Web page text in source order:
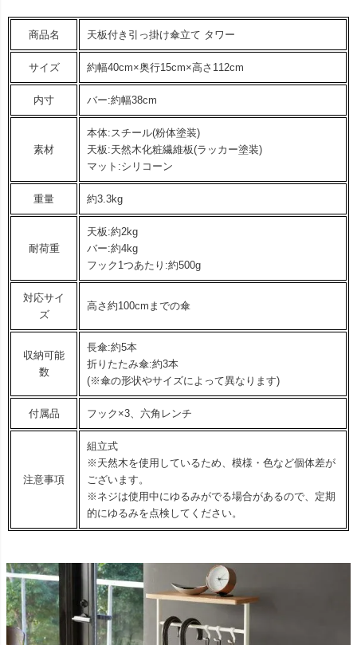
商品名 天板付き引っ掛け傘立て タワー
サイズ 約幅40cm×奥行15cm×高さ112cm
内寸 バー:約幅38cm
素材
本体:スチール(粉体塗装)
天板:天然木化粧繊維板(ラッカー塗装)
マット:シリコーン
重量 約3.3kg
耐荷重
天板:約2kg
バー:約4kg
フック1つあたり:約500g
対応サイ
ズ
高さ約100cmまでの傘
収納可能
数
長傘:約5本
折りたたみ傘:約3本
(※傘の形状やサイズによって異なります)
付属品 フック×3、六角レンチ
注意事項
組立式
※天然木を使用しているため、模様・色など個体差が
ございます。
※ネジは使用中にゆるみがでる場合があるので、定期
的にゆるみを点検してください。